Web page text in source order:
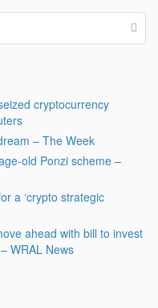
cryptocurrency
– The Week
old Ponzi scheme –
a ‘crypto strategic
ahead with bill to invest
WRAL News